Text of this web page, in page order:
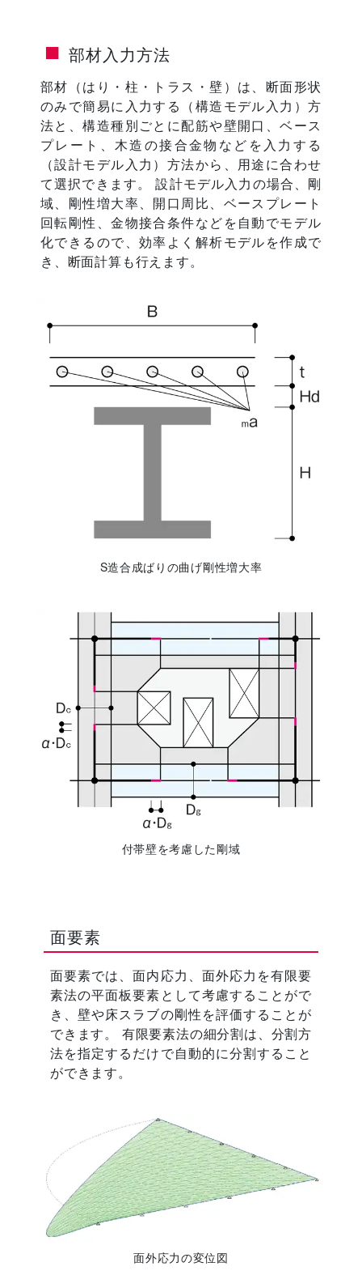
部材入力方法
部材（はり・柱・トラス・壁）は、断面形状
のみで簡易に入力する（構造モデル入力）方
法と、構造種別ごとに配筋や壁開口、ベース
プレート、木造の接合金物などを入力する
（設計モデル入力）方法から、用途に合わせ
て選択できます。 設計モデル入力の場合、剛
域、剛性増大率、開口周比、ベースプレート
回転剛性、金物接合条件などを自動でモデル
化できるので、効率よく解析モデルを作成で
き、断面計算も行えます。
S造合成ばりの曲げ剛性増大率
付帯壁を考慮した剛域
面要素
面要素では、面内応力、面外応力を有限要
素法の平面板要素として考慮することがで
き、壁や床スラブの剛性を評価することが
できます。 有限要素法の細分割は、分割方
法を指定するだけで自動的に分割すること
ができます。
面外応力の変位図